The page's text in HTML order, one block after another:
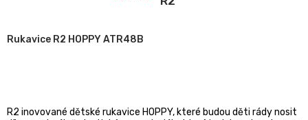
Rukavice R2 HOPPY ATR48B
R2 inovované dětské rukavice HOPPY, které budou děti rády nosit